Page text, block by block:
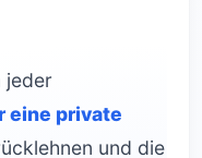
jeder
eine private
und die